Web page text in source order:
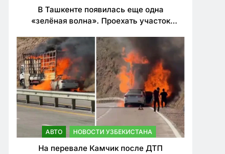
В Ташкенте появилась еще одна
«зелёная волна». Проехать участок
АВТО НОВОСТИ УЗБЕКИСТАНА
На перевале Камчик после ДТП